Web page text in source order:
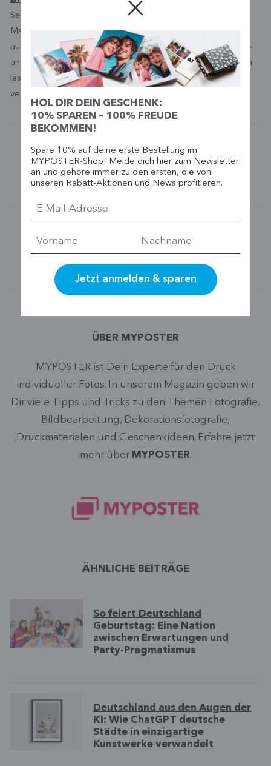
Seit 2015 ist Birgit Online-Redakteurin beim MYPOSTER
Magazin. Sie kennt die MYPOSTER-Produkte in- und
auswendig und gibt in ihren Beiträgen DIY-Tipps, Geschenk-
und Deko-Ideen, die sich mit den Fotoprodukten realisieren
lassen. Als Hobby-Fotografin schreibt sie auch über
verschiedene Themen rund um Fotografie.
Die Petersburger Hängung
für dein Zuhause
Nächster Artikel
Clever: Das KI-Fotobuch von
ÜBER MYPOSTER
MYPOSTER ist Dein Experte für den Druck
individueller Fotos. In unserem Magazin geben wir
Dir viele Tipps und Tricks zu den Themen Fotografie,
Bildbearbeitung, Dekorationsfotografie,
Druckmaterialen und Geschenkideen. Erfahre jetzt
mehr über MYPOSTER.
ÄHNLICHE BEITRÄGE
So feiert Deutschland
Geburtstag: Eine Nation
zwischen Erwartungen und
Party-Pragmatismus
Deutschland aus den Augen der
KI: Wie ChatGPT deutsche
Städte in einzigartige
Kunstwerke verwandelt
HOL DIR DEIN GESCHENK:
10% SPAREN – 100% FREUDE
BEKOMMEN!
Spare 10% auf deine erste Bestellung im
MYPOSTER-Shop! Melde dich hier zum Newsletter
an und gehöre immer zu den ersten, die von
unseren Rabatt-Aktionen und News profitieren.